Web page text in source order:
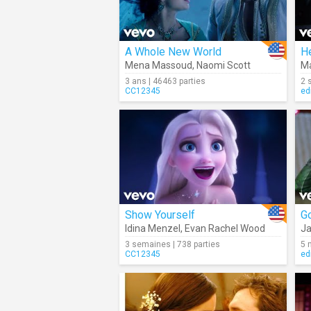
A Whole New World
Mena Massoud, Naomi Scott
3 ans | 46463 parties
CC12345
2
Show Yourself
Idina Menzel , Evan Rachel Wood
3 semaines | 738 parties
CC12345
5